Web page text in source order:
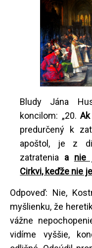
Bludy Jána
koncilom: „20.
predurčený k
apoštol, je z
zatratenia a nie
Cirkvi, keďže nie
Odpoveď: Nie,
myšlienku, že
vážne
vidíme vyššie,